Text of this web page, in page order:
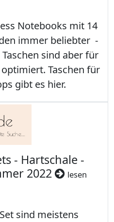
Notebooks mit 14
immer beliebter -
sind aber für
Taschen für
gibt es hier.
- Hartschale -
2022
lesen
sind meistens